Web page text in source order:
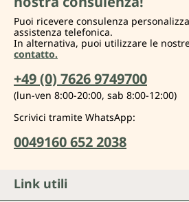
Puoi ricevere consulenza
assistenza telefonica.
In alternativa, puoi utilizzare le
contatto.
+49 (0) 7626 9749700
(lun-ven 8:00-20:00, sab 8:00-12:00)
Scrivici tramite WhatsApp:
0049160 652 2038
Link utili